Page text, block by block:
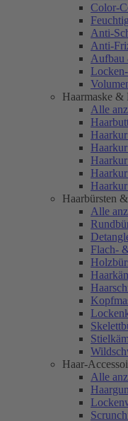
Color-
Anti-
Anti-
Aufbau
Haarmaske &
Alle
Haarbürsten
Alle
Flach-
Haar-
Alle